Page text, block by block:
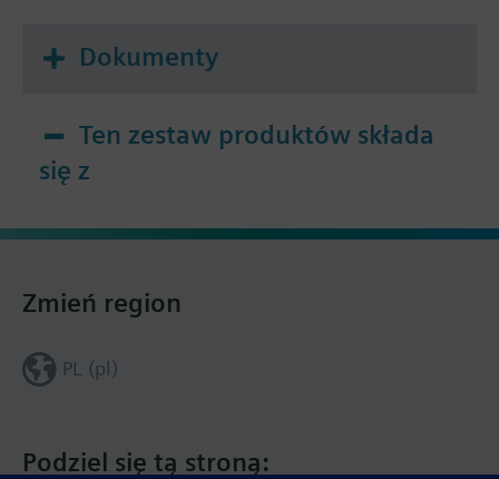
Dokumenty
Ten zestaw produktów składa
się z
Podziel się tą stroną:
Zmień region
PL (pl)